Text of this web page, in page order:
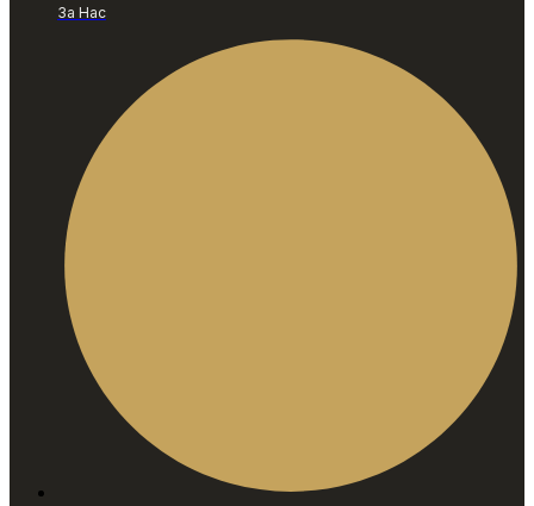
За Нас